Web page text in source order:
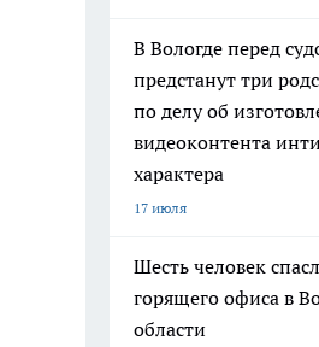
В Вологде перед
предстанут три
по делу об
видеоконтента
характера
17 июля
Шесть человек
горящего офиса в
области